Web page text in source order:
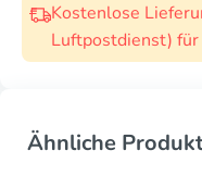
Kostenlose
Luftpostdienst)
Ähnliche